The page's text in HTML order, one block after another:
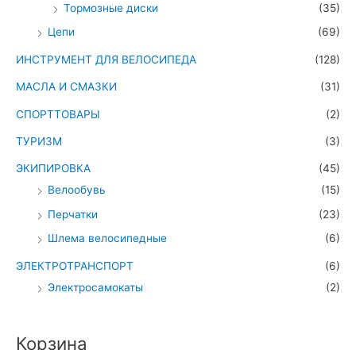
Тормозные диски
(35)
Цепи
(69)
ИНСТРУМЕНТ ДЛЯ ВЕЛОСИПЕДА (128)
МАСЛА И СМАЗКИ (31)
СПОРТТОВАРЫ (2)
ТУРИЗМ (3)
ЭКИПИРОВКА
(45)
Велообувь
(15)
Перчатки
(23)
Шлема велосипедные
(6)
ЭЛЕКТРОТРАНСПОРТ
(6)
Электросамокаты
(2)
Корзина